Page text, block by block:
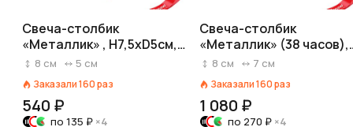
Свеча-столбик
«Металлик» , H7,5xD5см,
золотой
8 см 5 см
Заказали160раз
540 ₽
по 135 ₽ ×4
Свеча-столбик
«Металлик» (38 часов),
H7,5xD7см, золотой
8 см 7 см
Заказали160раз
1 080 ₽
по 270 ₽ ×4